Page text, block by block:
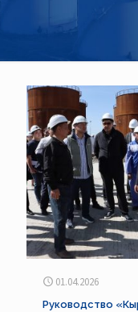
01.04.2026
Руководство